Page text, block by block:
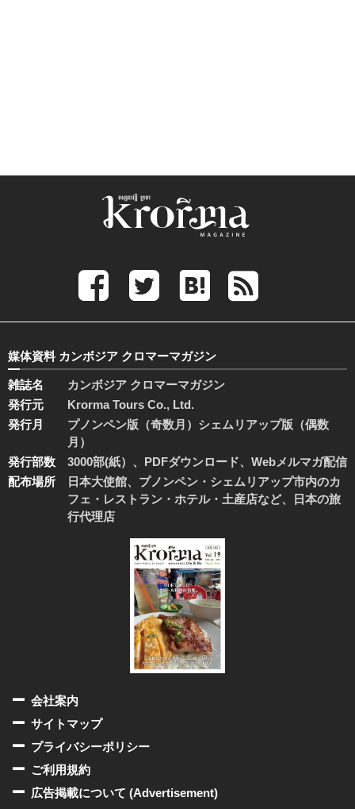
媒体資料 カンボジア クロマーマガジン
雑誌名
カンボジア クロマーマガジン
発行元
Krorma Tours Co., Ltd.
発行月
プノンペン版（奇数月）シェムリアップ版（偶数
月）
発行部数
3000部(紙）、PDFダウンロード、Webメルマガ配信
配布場所
日本大使館、プノンペン・シェムリアップ市内のカ
フェ・レストラン・ホテル・土産店など、日本の旅
行代理店
会社案内
サイトマップ
プライバシーポリシー
ご利用規約
広告掲載について (Advertisement)